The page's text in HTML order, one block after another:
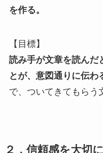
を作る。
【目標】
読み手が文章を読んだ
とが、意図通りに伝わ
で、ついてきてもらう
２．信頼感を大切